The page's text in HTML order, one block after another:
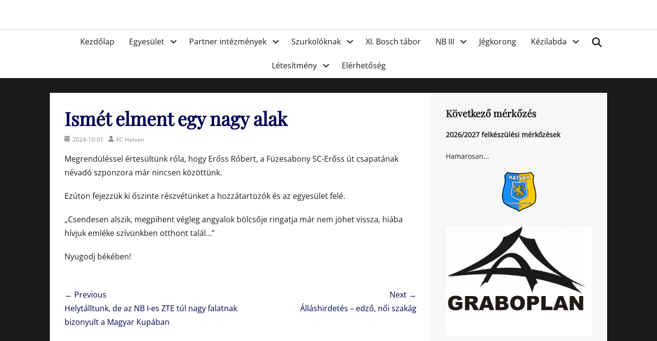
FC Hatvan
PrimaryKezdőlap Egyesület Partner intézmények Szurkolóknak XI. Bosch tábor NB III Jégkorong Kézilabda
Létesítmény Elérhetőség
Ismét elment egy nagy alak
Posted2024-10-01 AuthorFC Hatvan
Megrendüléssel értesültünk róla, hogy Erőss Róbert, a Füzesabony SC-Erőss út csapatának
névadó szponzora már nincsen közöttünk.
Ezúton fejezzük ki őszinte részvétünket a hozzátartozók és az egyesület felé.
„Csendesen alszik, megpihent végleg angyalok bölcsője ringatja már nem jöhet vissza, hiába
hívjuk emléke szívünkben otthont talál…”
Nyugodj békében!
Bejegyzés
navigáció
← Previous
Previous
post:
Helytálltunk, de az NB I-es ZTE túl nagy falatnak
bizonyult a Magyar Kupában
Next →
Álláshirdetés – edző, női szakág
Következő mérkőzés
2026/2027 felkészülési mérkőzések
Hamarosan...